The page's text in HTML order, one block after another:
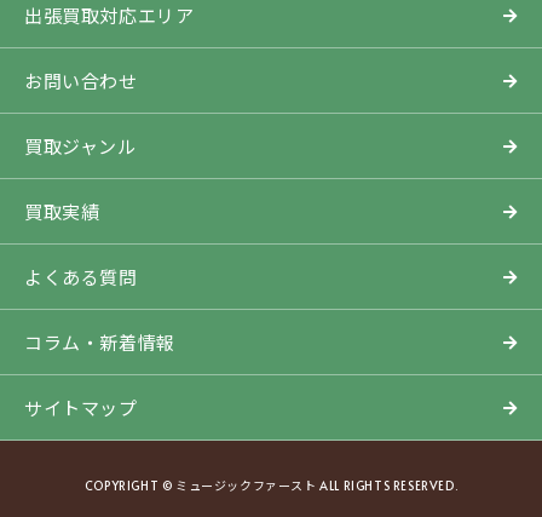
出張買取対応エリア
お問い合わせ
買取ジャンル
買取実績
よくある質問
コラム・新着情報
サイトマップ
COPYRIGHT © ミュージックファースト ALL RIGHTS RESERVED.